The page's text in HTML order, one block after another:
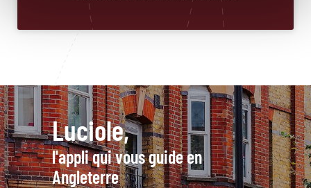
Luciole,
l'appli qui vous guide en
Angleterre